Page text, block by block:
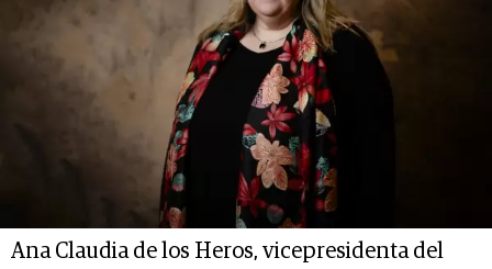
Ana Claudia de los Heros, vicepresidenta del